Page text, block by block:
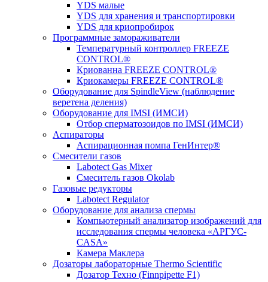
YDS малые
YDS для хранения и транспортировки
YDS для криопробирок
Программные замораживатели
Температурный контроллер FREEZE
CONTROL®
Криованна FREEZE CONTROL®
Криокамеры FREEZE CONTROL®
Оборудование для SpindleView (наблюдение
веретена деления)
Оборудование для IMSI (ИМСИ)
Отбор сперматозоидов по IMSI (ИМСИ)
Аспираторы
Аспирационная помпа ГенИнтер®
Смесители газов
Labotect Gas Mixer
Смеситель газов Okolab
Газовые редукторы
Labotect Regulator
Оборудование для анализа спермы
Компьютерный анализатор изображений для
исследования спермы человека «АРГУС-
CASA»
Камера Маклера
Дозаторы лабораторные Thermo Scientific
Дозатор Техно (Finnpipette F1)